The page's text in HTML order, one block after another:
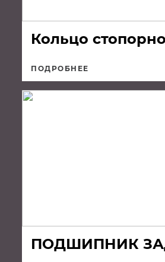
Кольцо
ПОДРОБНЕЕ
ПОДШИПНИК